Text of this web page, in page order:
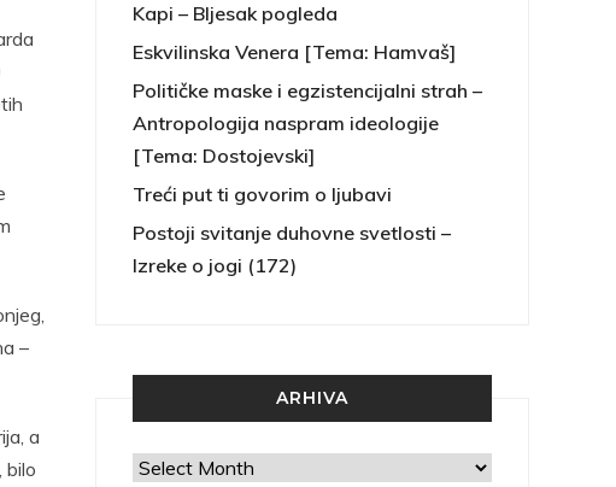
–
a
bilo
Kapi – Bljesak pogleda
Eskvilinska Venera [Tema: Hamvaš]
Političke maske i egzistencijalni strah –
Antropologija naspram ideologije
[Tema: Dostojevski]
Treći put ti govorim o ljubavi
Postoji svitanje duhovne svetlosti –
Izreke o jogi (172)
ARHIVA
Arhiva